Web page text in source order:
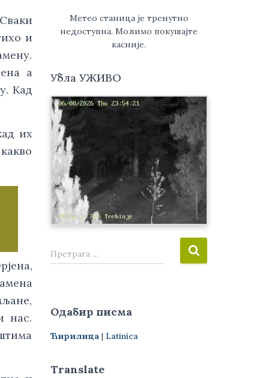
и
а
Kад
их
нас.
Метео станица је тренутно
недоступна. Молимо покушајте
касније.
Убла УЖИВО
П
р
а
а
а
Претрага …
Одабир писма
Ћирилица | Latinica
Translate